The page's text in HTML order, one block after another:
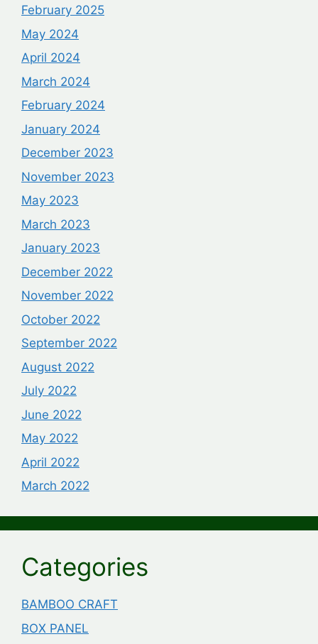
February 2025
May 2024
April 2024
March 2024
February 2024
January 2024
December 2023
November 2023
May 2023
March 2023
January 2023
December 2022
November 2022
October 2022
September 2022
August 2022
July 2022
June 2022
May 2022
April 2022
March 2022
Categories
BAMBOO CRAFT
BOX PANEL